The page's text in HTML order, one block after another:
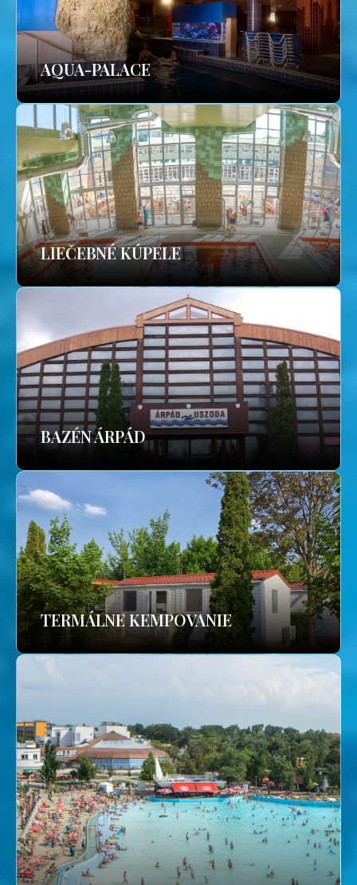
AQUA-PALACE
LIEČEBNÉ KÚPELE
BAZÉN ÁRPÁD
TERMÁLNE KEMPOVANIE